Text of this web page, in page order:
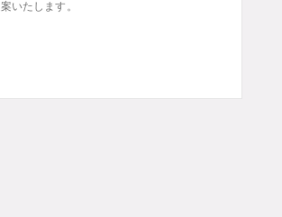
いたします。